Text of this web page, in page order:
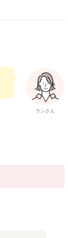
ランさん